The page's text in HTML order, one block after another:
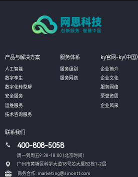
产品与解决方案
人工智能
数字孪生
数字化转型解
安全服务
运维服务
技术咨询服务
服务体系
服务级别
服务网络
ky官网-ky(中国),
企业简介
企业文化
服务网络
荣誉资质
企业风采
联系我们
400-808-5058
周一到周五9:30-18:00 (北京时间）
广州市黄埔区科学大道18号芯大厦B2栋1-2层
商务合作: marketing@sinontt.com